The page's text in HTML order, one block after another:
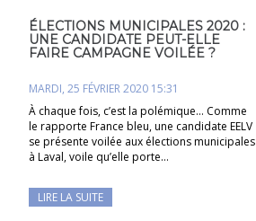
ÉLECTIONS MUNICIPALES 2020 :
UNE CANDIDATE PEUT-ELLE
FAIRE CAMPAGNE VOILÉE ?
MARDI, 25 FÉVRIER 2020 15:31
À chaque fois, c’est la polémique… Comme
le rapporte France bleu, une candidate EELV
se présente voilée aux élections municipales
à Laval, voile qu’elle porte…
LIRE LA SUITE